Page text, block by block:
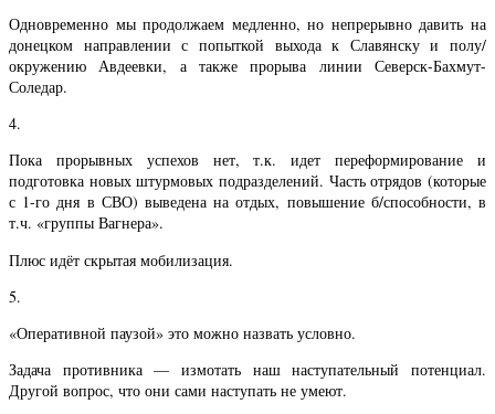
Одновременно мы продолжаем медленно, но непрерывно давить на
донецком направлении с попыткой выхода к Славянску и полу/
окружению Авдеевки, а также прорыва линии Северск-Бахмут-
Соледар.
4.
Пока прорывных успехов нет, т.к. идет переформирование и
подготовка новых штурмовых подразделений. Часть отрядов (которые
с 1-го дня в СВО) выведена на отдых, повышение б/способности, в
т.ч. «группы Вагнера».
Плюс идёт скрытая мобилизация.
5.
«Оперативной паузой» это можно назвать условно.
Задача противника — измотать наш наступательный потенциал.
Другой вопрос, что они сами наступать не умеют.